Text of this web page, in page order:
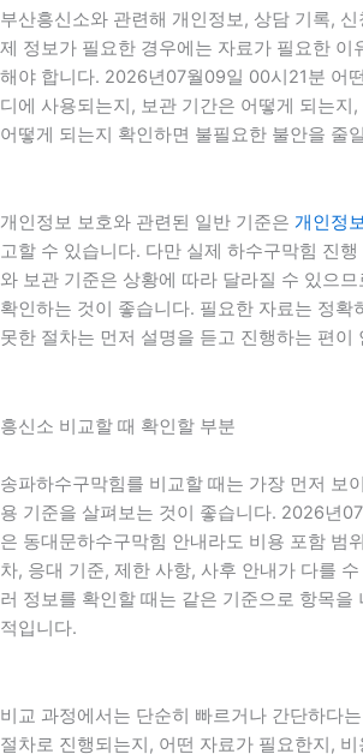
부산흥신소와 관련해 개인정보, 상담 기록,
제 정보가 필요한 경우에는 자료가 필요한 이
해야 합니다. 2026년07월09일 00시21분 어
디에 사용되는지, 보관 기간은 어떻게 되는지
어떻게 되는지 확인하면 불필요한 불안을 줄
개인정보 보호와 관련된 일반 기준은 개인정
고할 수 있습니다. 다만 실제 하수구막힘 진
와 보관 기준은 상황에 따라 달라질 수 있으
확인하는 것이 좋습니다. 필요한 자료는 정확
못한 절차는 먼저 설명을 듣고 진행하는 편이
흥신소 비교할 때 확인할 부분
송파하수구막힘를 비교할 때는 가장 먼저 보
용 기준을 살펴보는 것이 좋습니다. 2026년
은 동대문하수구막힘 안내라도 비용 포함 범
차, 응대 기준, 제한 사항, 사후 안내가 다를
러 정보를 확인할 때는 같은 기준으로 항목을
적입니다.
비교 과정에서는 단순히 빠르거나 간단하다
절차로 진행되는지, 어떤 자료가 필요한지,